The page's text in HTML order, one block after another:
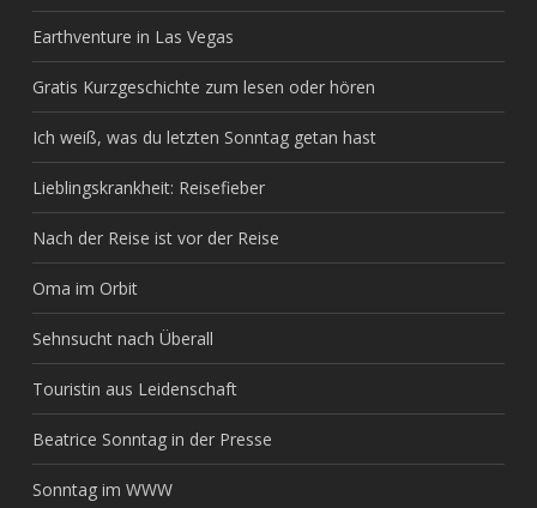
Earthventure in Las Vegas
Gratis Kurzgeschichte zum lesen oder hören
Ich weiß, was du letzten Sonntag getan hast
Lieblingskrankheit: Reisefieber
Nach der Reise ist vor der Reise
Oma im Orbit
Sehnsucht nach Überall
Touristin aus Leidenschaft
Beatrice Sonntag in der Presse
Sonntag im WWW